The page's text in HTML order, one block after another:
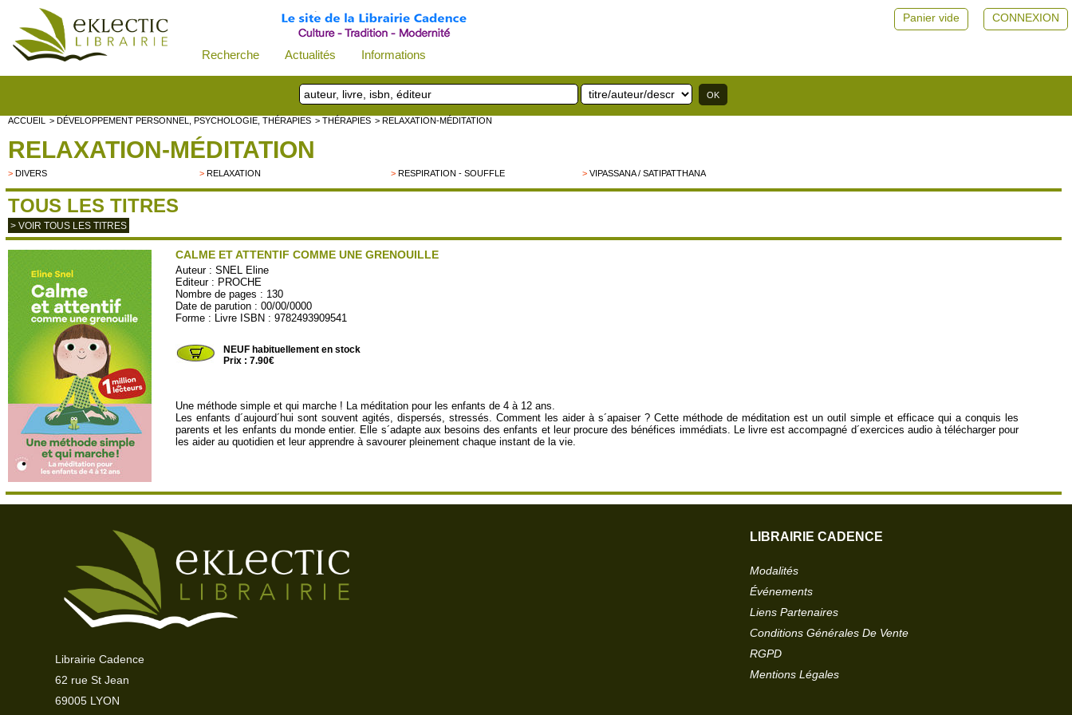
Recherche Actualités Informations
CONNEXION
Panier vide
ACCUEIL > DÉVELOPPEMENT PERSONNEL, PSYCHOLOGIE, THÉRAPIES > THÉRAPIES > RELAXATION-MÉDITATION
RELAXATION-MÉDITATION
> DIVERS >RELAXATION >RESPIRATION - SOUFFLE >VIPASSANA / SATIPATTHANA
TOUS LES TITRES
> VOIR TOUS LES TITRES
CALME ET ATTENTIF COMME UNE GRENOUILLE
Auteur :SNEL Eline
Editeur : PROCHE
Nombre de pages : 130
Date de parution : 00/00/0000
Forme : Livre ISBN : 9782493909541
NEUF habituellement en stock
Prix : 7.90€
Une méthode simple et qui marche ! La méditation pour les enfants de 4 à 12 ans.
Les enfants d´aujourd´hui sont souvent agités, dispersés, stressés. Comment les aider à s´apaiser ? Cette méthode de méditation est un outil simple et efficace qui a conquis les
parents et les enfants du monde entier. Elle s´adapte aux besoins des enfants et leur procure des bénéfices immédiats. Le livre est accompagné d´exercices audio à télécharger pour
les aider au quotidien et leur apprendre à savourer pleinement chaque instant de la vie.
Librairie Cadence
62 rue St Jean
69005 LYON
LIBRAIRIE CADENCE
Modalités
Événements
Liens Partenaires
Conditions Générales De Vente
RGPD
Mentions Légales